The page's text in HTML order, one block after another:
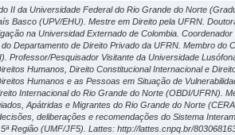
II da Universidade Federal do Rio Grande do Norte
Basco (UPV/EHU). Mestre em Direito pela UFRN.
na Universidad Externado de Colombia.
Departamento de Direito Privado da UFRN. Membro do
Professor/Pesquisador Visitante da Universidade
Humanos, Direito Constitucional Internacional e
Humanos e as Pessoas em Situação de
Internacional do Rio Grande do Norte (OBDI/UFRN).
Apátridas e Migrantes do Rio Grande do Norte
deliberações e recomendações do Sistema
Região (UMF/JF5). Lattes: http://lattes.cnpq.br/